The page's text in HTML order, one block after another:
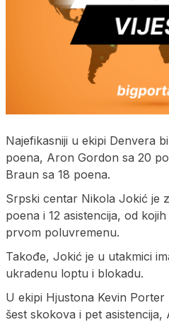
Najefikasniji u ekipi Denvera
poena, Aron Gordon sa 20
Braun sa 18 poena.
Srpski centar Nikola Jokić je
poena i 12 asistencija, od
prvom poluvremenu.
Takođe, Jokić je u utakmici
ukradenu loptu i blokadu.
U ekipi Hjustona Kevin
šest skokova i pet